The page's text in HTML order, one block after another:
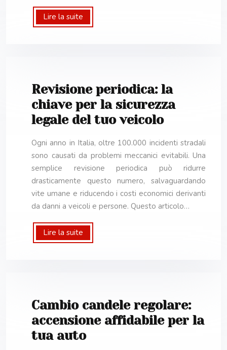
Lire la suite
Revisione periodica: la
chiave per la sicurezza
legale del tuo veicolo
Ogni anno in Italia, oltre 100.000 incidenti stradali
sono causati da problemi meccanici evitabili. Una
semplice revisione periodica può ridurre
drasticamente questo numero, salvaguardando
vite umane e riducendo i costi economici derivanti
da danni a veicoli e persone. Questo articolo…
Lire la suite
Cambio candele regolare:
accensione affidabile per la
tua auto